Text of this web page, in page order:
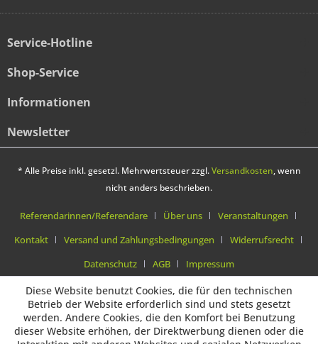
Service-Hotline
Shop-Service
Informationen
Newsletter
* Alle Preise inkl. gesetzl. Mehrwertsteuer zzgl.Versandkosten, wenn
nicht anders beschrieben.
Referendarinnen/Referendare Über uns
Veranstaltungen
Kontakt
Versand und Zahlungsbedingungen
Widerrufsrecht
Datenschutz
AGB Impressum
Diese Website benutzt Cookies, die für den technischen
Betrieb der Website erforderlich sind und stets gesetzt
werden. Andere Cookies, die den Komfort bei Benutzung
dieser Website erhöhen, der Direktwerbung dienen oder die